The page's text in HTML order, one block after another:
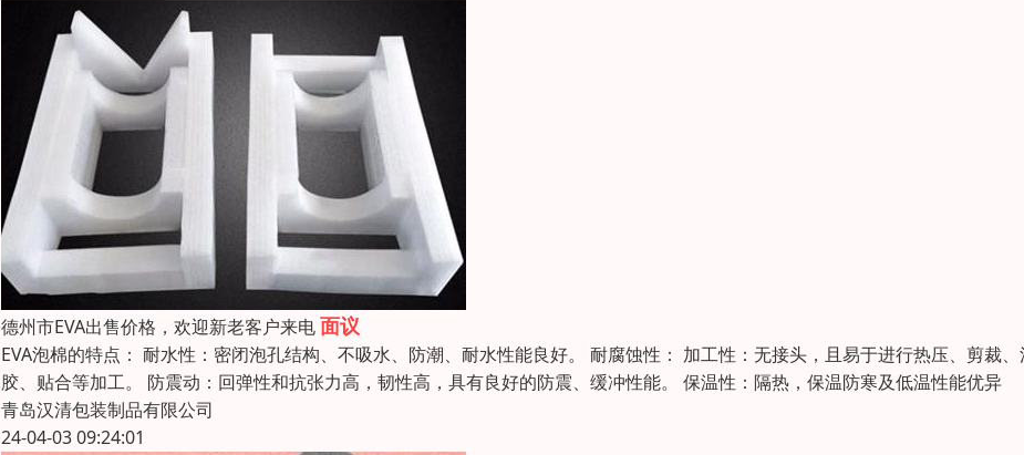
德州市EVA出售价格，欢迎新老客户来电面议
EVA泡棉的特点： 耐水性：密闭泡孔结构、不吸水、防潮、耐水性能良好。 耐腐蚀性： 加工性：无接头，且易于进行热压、剪裁、
胶、贴合等加工。 防震动：回弹性和抗张力高，韧性高，具有良好的防震、缓冲性能。 保温性：隔热，保温防寒及低温性能优异
青岛汉清包装制品有限公司
24-04-03 09:24:01